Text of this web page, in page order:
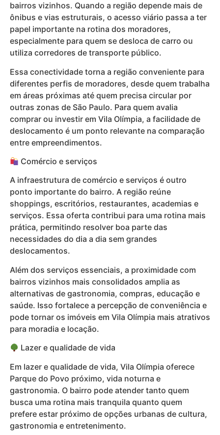
bairros vizinhos. Quando a região depende mais de
ônibus e vias estruturais, o acesso viário passa a ter
papel importante na rotina dos moradores,
especialmente para quem se desloca de carro ou
utiliza corredores de transporte público.
Essa conectividade torna a região conveniente para
diferentes perfis de moradores, desde quem trabalha
em áreas próximas até quem precisa circular por
outras zonas de São Paulo. Para quem avalia
comprar ou investir em Vila Olímpia, a facilidade de
deslocamento é um ponto relevante na comparação
entre empreendimentos.
Comércio e serviços
A infraestrutura de comércio e serviços é outro
ponto importante do bairro. A região reúne
shoppings, escritórios, restaurantes, academias e
serviços. Essa oferta contribui para uma rotina mais
prática, permitindo resolver boa parte das
necessidades do dia a dia sem grandes
deslocamentos.
Além dos serviços essenciais, a proximidade com
bairros vizinhos mais consolidados amplia as
alternativas de gastronomia, compras, educação e
saúde. Isso fortalece a percepção de conveniência e
pode tornar os imóveis em Vila Olímpia mais atrativos
para moradia e locação.
Lazer e qualidade de vida
Em lazer e qualidade de vida, Vila Olímpia oferece
Parque do Povo próximo, vida noturna e
gastronomia. O bairro pode atender tanto quem
busca uma rotina mais tranquila quanto quem
prefere estar próximo de opções urbanas de cultura,
gastronomia e entretenimento.